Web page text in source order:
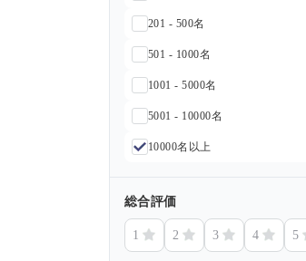
201 - 500名
501 - 1000名
1001 - 5000名
5001 - 10000名
10000名以上
総合評価
1 2 3 4 5